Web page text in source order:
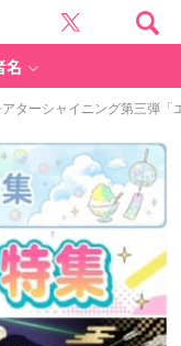
名
ターシャイニング第三弾「